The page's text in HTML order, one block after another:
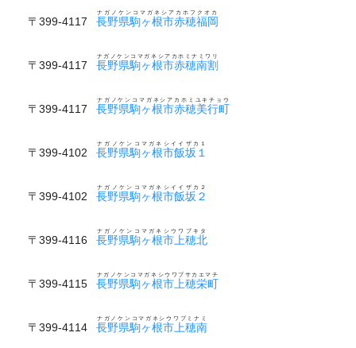
〒399-4117 長野県駒ヶ根市赤穂福岡
ナガノケンコマガネシアカホフクオカ
〒399-4117 長野県駒ヶ根市赤穂南割
ナガノケンコマガネシアカホミナミワリ
〒399-4117 長野県駒ヶ根市赤穂美行町
ナガノケンコマガネシアカホミユキチョウ
〒399-4102 長野県駒ヶ根市飯坂１
ナガノケンコマガネシイイザカ１
〒399-4102 長野県駒ヶ根市飯坂２
ナガノケンコマガネシイイザカ２
〒399-4116 長野県駒ヶ根市上穂北
ナガノケンコマガネシウワブキタ
〒399-4115 長野県駒ヶ根市上穂栄町
ナガノケンコマガネシウワブサカエマチ
〒399-4114 長野県駒ヶ根市上穂南
ナガノケンコマガネシウワブミナミ